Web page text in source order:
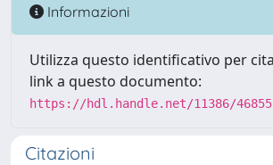
Informazioni
Utilizza questo identificativo per
link a questo documento:
https://hdl.handle.net/11386/
Citazioni